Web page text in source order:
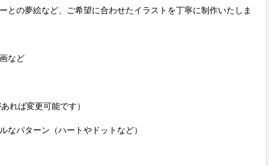
との夢絵など、ご希望に合わせたイラストを丁寧に制作いたしま
など
れば変更可能です）
なパターン（ハートやドットなど）